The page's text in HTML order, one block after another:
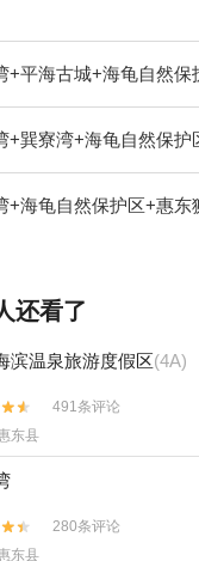
+平海古城+海龟自然
+巽寮湾+海龟自然保
+海龟自然保护区+惠
还看了
滨温泉旅游度假区(4A)
491条评论
东县
280条评论
东县